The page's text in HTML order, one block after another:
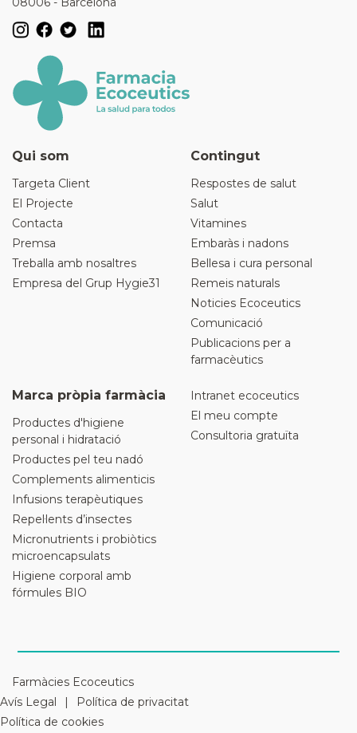
Qui som
Targeta Client
El Projecte
Contacta
Premsa
Treballa amb nosaltres
Empresa del Grup Hygie31
Contingut
Respostes de salut
Salut
Vitamines
Embaràs i nadons
Bellesa i cura personal
Remeis naturals
Noticies Ecoceutics
Comunicació
Publicacions per a
farmacèutics
Marca pròpia farmàcia
Productes d'higiene
personal i hidratació
Productes pel teu nadó
Complements alimenticis
Infusions terapèutiques
Repel·lents d’insectes
Micronutrients i probiòtics
microencapsulats
Higiene corporal amb
fórmules BIO
Intranet ecoceutics
El meu compte
Consultoria gratuïta
Farmàcies Ecoceutics
Avís Legal
Política de privacitat
Política de cookies